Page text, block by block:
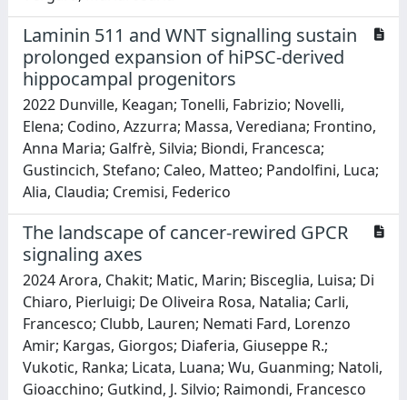
Laminin 511 and WNT signalling sustain
prolonged expansion of hiPSC-derived
hippocampal progenitors
2022 Dunville, Keagan; Tonelli, Fabrizio; Novelli,
Elena; Codino, Azzurra; Massa, Verediana; Frontino,
Anna Maria; Galfrè, Silvia; Biondi, Francesca;
Gustincich, Stefano; Caleo, Matteo; Pandolfini, Luca;
Alia, Claudia; Cremisi, Federico
The landscape of cancer-rewired GPCR
signaling axes
2024 Arora, Chakit; Matic, Marin; Bisceglia, Luisa; Di
Chiaro, Pierluigi; De Oliveira Rosa, Natalia; Carli,
Francesco; Clubb, Lauren; Nemati Fard, Lorenzo
Amir; Kargas, Giorgos; Diaferia, Giuseppe R.;
Vukotic, Ranka; Licata, Luana; Wu, Guanming; Natoli,
Gioacchino; Gutkind, J. Silvio; Raimondi, Francesco